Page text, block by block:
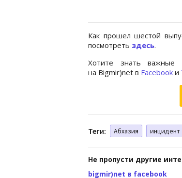
Как прошел шестой
посмотреть здесь.
Хотите знать важные
на Bigmir)net в Facebook и
Теги: Абхазия инцидент
Не пропусти другие
bigmir)net в facebook